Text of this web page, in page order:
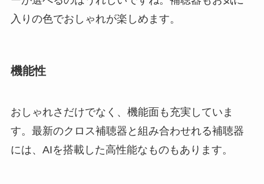
入りの色でおしゃれが楽しめます。
機能性
おしゃれさだけでなく、機能面も充実していま
す。最新のクロス補聴器と組み合わせれる補聴器
には、AIを搭載した高性能なものもあります。